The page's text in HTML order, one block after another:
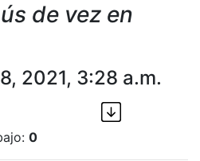
de vez en
2021, 3:28 a.m.
0